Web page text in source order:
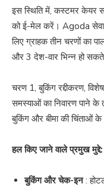
इस स्थिति में, कस्टमर केयर
को ई-मेल करें। Agoda
लिए ग्राहक तीन चरणों का
और 3 देश-वार भिन्न हो
चरण 1, बुकिंग रद्दीकरण,
समस्याओं का निवारण पाने
बुकिंग और बीमा की चिंताओं
हल किए जाने वाले प्रमुख मुद्दे:
बुकिंग और चेक-इन: